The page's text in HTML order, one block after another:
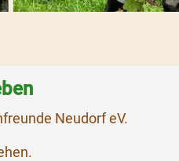
Neudorf eV.